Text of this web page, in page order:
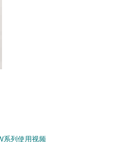
系列使用视频